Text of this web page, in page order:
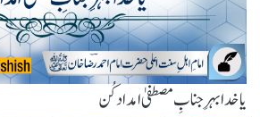
یا خدا بہرِ جنابِ مصطفیٰ امداد کُن